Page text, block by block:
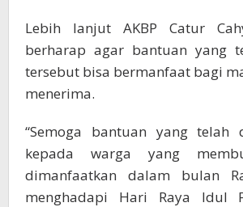
Lebih lanjut AKBP Catur
berharap agar bantuan yang
tersebut bisa bermanfaat bagi
menerima.
“Semoga bantuan yang telah
kepada warga yang
dimanfaatkan dalam bulan
menghadapi Hari Raya Idul